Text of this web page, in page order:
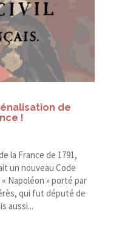
de
!
la France de 1791,
un nouveau Code
Napoléon » porté par
qui fut député de
aussi...